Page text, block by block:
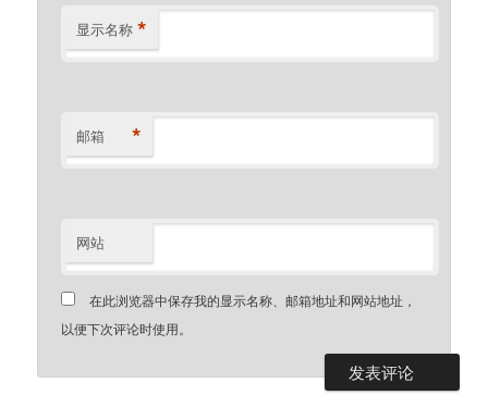
显示名称 *
邮箱 *
网站
在此浏览器中保存我的显示名称、邮箱地址和网站地址，
以便下次评论时使用。